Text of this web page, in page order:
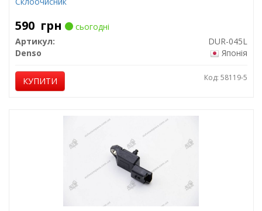
590 грн
сьогодні
Артикул:
DUR-045L
Denso
Японія
КУПИТИ Код: 58119-5